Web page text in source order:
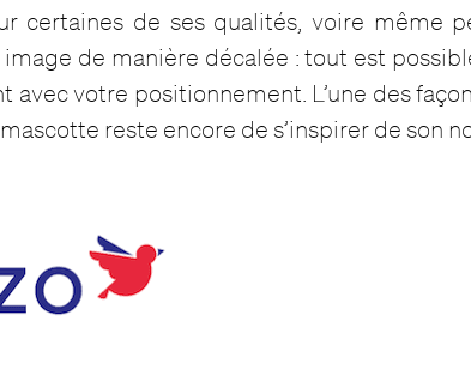
certaines de ses qualités, voire même
de manière décalée : tout est
avec votre positionnement. L’une des
mascotte reste encore de s’inspirer de son